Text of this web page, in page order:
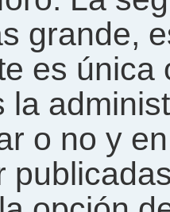
grande,
es única
la
o no y